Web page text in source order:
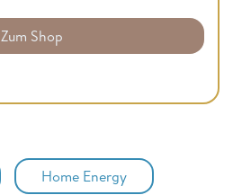
Zum Shop
Home Energy